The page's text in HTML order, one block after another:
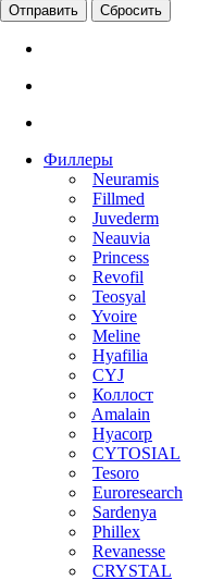
Сбросить
Филлеры
Neuramis
Fillmed
Juvederm
Neauvia
Princess
Revofil
Teosyal
Yvoire
Meline
Hyafilia
CYJ
Коллост
Amalain
Hyacorp
CYTOSIAL
Tesoro
Euroresearch
Sardenya
Phillex
Revanesse
CRYSTAL